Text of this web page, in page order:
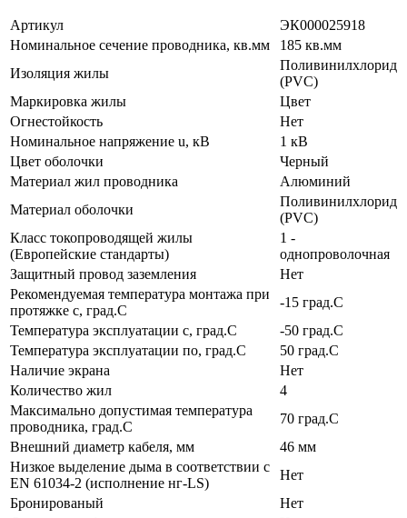
Артикул
ЭК000025918
Номинальное сечение проводника, кв.мм
185 кв.мм
Изоляция жилы
Поливинилхлорид
(PVC)
Маркировка жилы
Цвет
Огнестойкость
Нет
Номинальное напряжение u, кВ
1 кВ
Цвет оболочки
Черный
Материал жил проводника
Алюминий
Материал оболочки
Поливинилхлорид
(PVC)
Класс токопроводящей жилы
(Европейские стандарты)
1 -
однопроволочная
Защитный провод заземления
Нет
Рекомендуемая температура монтажа при
протяжке с, град.C
-15 град.C
Температура эксплуатации с, град.C
-50 град.C
Температура эксплуатации по, град.C
50 град.C
Наличие экрана
Нет
Количество жил
4
Максимально допустимая температура
проводника, град.C
70 град.C
Внешний диаметр кабеля, мм
46 мм
Низкое выделение дыма в соответствии с
EN 61034-2 (исполнение нг-LS)
Нет
Бронированый
Нет